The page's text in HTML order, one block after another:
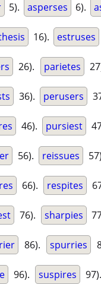
5). asperses 6).
16). estruses
26). parietes
36). perusers
46). pursiest
56). reissues
66). respites
76). sharpies
86). spurries
96). suspires 97).